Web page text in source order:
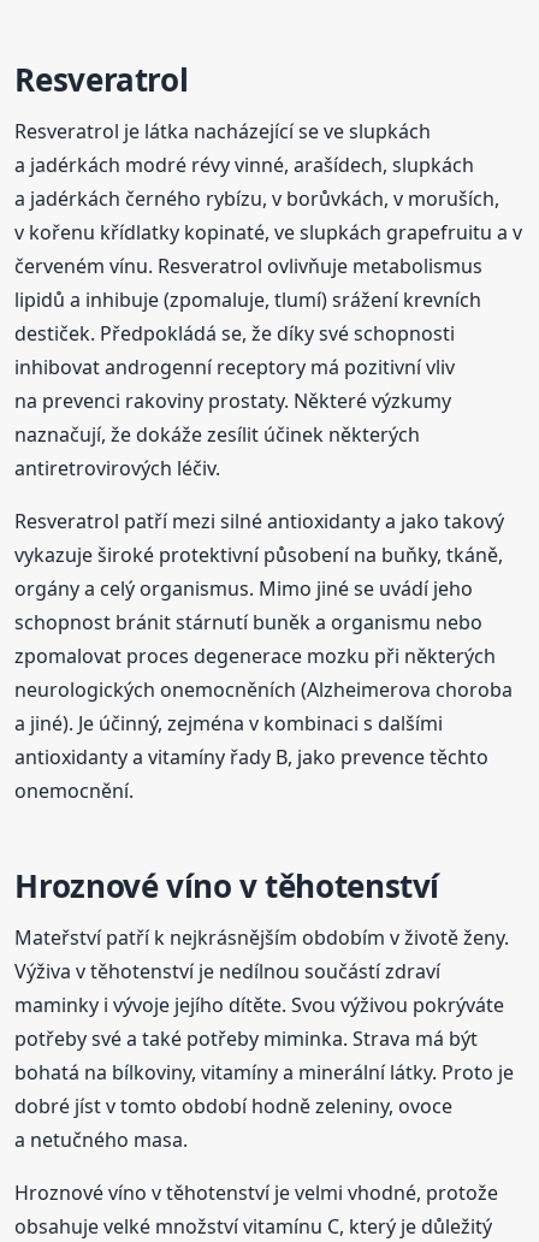
Resveratrol
Resveratrol je látka nacházející se ve slupkách
a jadérkách modré révy vinné, arašídech, slupkách
a jadérkách černého rybízu, v borůvkách, v moruších,
v kořenu křídlatky kopinaté, ve slupkách grapefruitu a v
červeném vínu. Resveratrol ovlivňuje metabolismus
lipidů a inhibuje (zpomaluje, tlumí) srážení krevních
destiček. Předpokládá se, že díky své schopnosti
inhibovat androgenní receptory má pozitivní vliv
na prevenci rakoviny prostaty. Některé výzkumy
naznačují, že dokáže zesílit účinek některých
antiretrovirových léčiv.
Resveratrol patří mezi silné antioxidanty a jako takový
vykazuje široké protektivní působení na buňky, tkáně,
orgány a celý organismus. Mimo jiné se uvádí jeho
schopnost bránit stárnutí buněk a organismu nebo
zpomalovat proces degenerace mozku při některých
neurologických onemocněních (Alzheimerova choroba
a jiné). Je účinný, zejména v kombinaci s dalšími
antioxidanty a vitamíny řady B, jako prevence těchto
onemocnění.
Hroznové víno v těhotenství
Mateřství patří k nejkrásnějším obdobím v životě ženy.
Výživa v těhotenství je nedílnou součástí zdraví
maminky i vývoje jejího dítěte. Svou výživou pokrýváte
potřeby své a také potřeby miminka. Strava má být
bohatá na bílkoviny, vitamíny a minerální látky. Proto je
dobré jíst v tomto období hodně zeleniny, ovoce
a netučného masa.
Hroznové víno v těhotenství je velmi vhodné, protože
obsahuje velké množství vitamínu C, který je důležitý